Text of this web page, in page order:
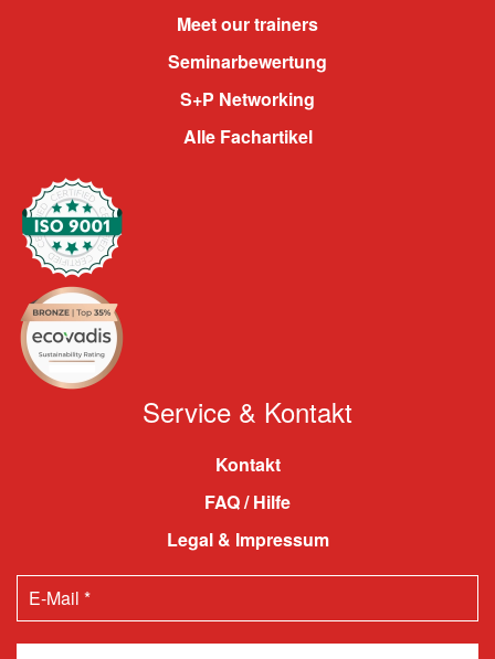
Meet our trainers
Seminarbewertung
S+P Networking
Alle Fachartikel
Service & Kontakt
Kontakt
FAQ / Hilfe
Legal & Impressum